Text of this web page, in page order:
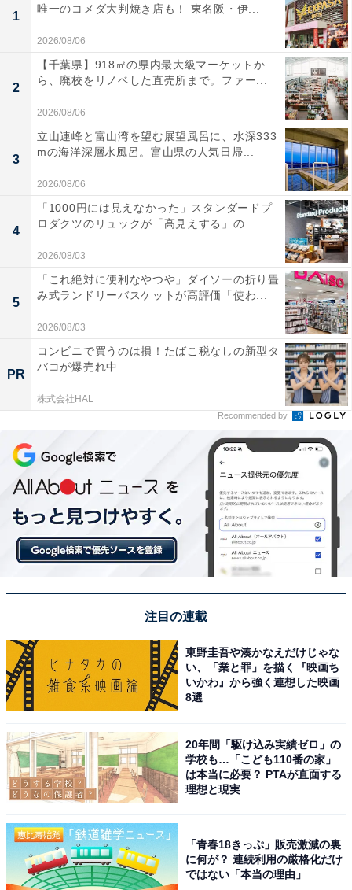
1
唯一のコメダ大判焼き店も！ 東名阪・伊...
2026/08/06
2
【千葉県】918㎡の県内最大級マーケットか
ら、廃校をリノベした直売所まで。ファー...
2026/08/06
3
立山連峰と富山湾を望む展望風呂に、水深333
mの海洋深層水風呂。富山県の人気日帰...
2026/08/06
4
「1000円には見えなかった」スタンダードプ
ロダクツのリュックが「高見えする」の...
2026/08/03
5
「これ絶対に便利なやつや」ダイソーの折り畳
み式ランドリーバスケットが高評価「使わ...
2026/08/03
PR
コンビニで買うのは損！たばこ税なしの新型タ
バコが爆売れ中
株式会社HAL
Recommended by
注目の連載
東野圭吾や湊かなえだけじゃな
い、「業と罪」を描く『映画ち
いかわ』から強く連想した映画
8選
20年間「駆け込み実績ゼロ」の
学校も…「こども110番の家」
は本当に必要？ PTAが直面する
理想と現実
「青春18きっぷ」販売激減の裏
に何が？ 連続利用の厳格化だけ
ではない「本当の理由」